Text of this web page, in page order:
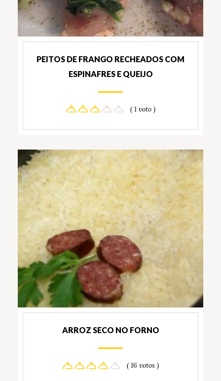
PEITOS DE FRANGO RECHEADOS COM
ESPINAFRES E QUEIJO
( 1 voto )
ARROZ SECO NO FORNO
( 16 votos )